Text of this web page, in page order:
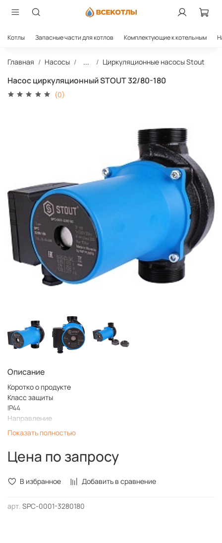
Котлы Запасные части для котлов Комплектующие к котельным
Главная Насосы ... Циркуляционные насосы Stout
Насос циркуляционный STOUT 32/80-180
(0)
В избранное Добавить в сравнение
арт. SPC-0001-3280180
Описание
Коротко о продукте
Класс защиты
IP44
Направление
Инженерная сантехника
Стандарт подключения, дюйм
2
Подгруппа
Средний срок службы, лет
Показать полностью
Цена по запросу